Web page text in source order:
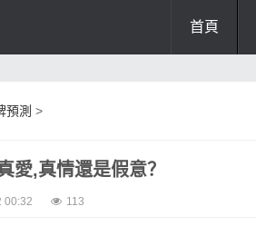
首頁
預測 >
愛,真情還是假意？
00:32 113